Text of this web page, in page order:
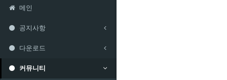
메인
공지사항
다운로드
커뮤니티